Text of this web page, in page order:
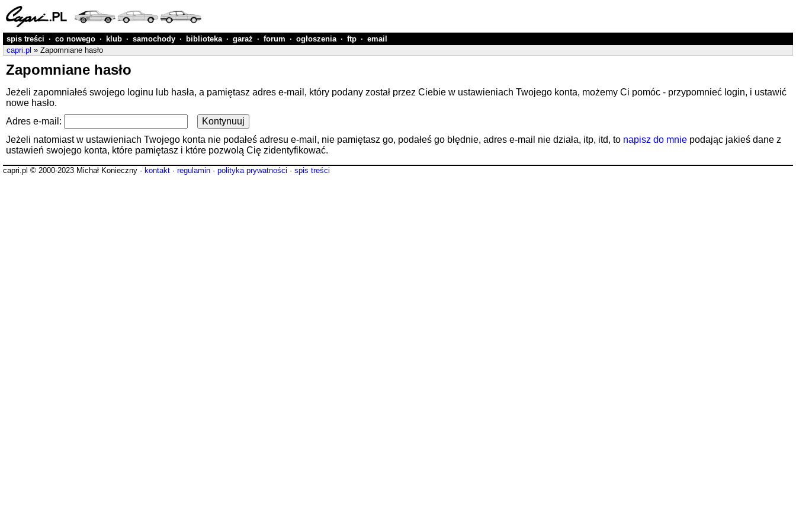
spis treści · co nowego · klub · samochody · biblioteka · garaż · forum · ogłoszenia · ftp · email
capri.pl » Zapomniane hasło
Zapomniane hasło
Jeżeli zapomniałeś swojego loginu lub hasła, a pamiętasz adres e-mail, który podany został przez Ciebie w ustawieniach Twojego konta, możemy Ci pomóc - przypomnieć login, i ustawić
nowe hasło.
Adres e-mail:
Jeżeli natomiast w ustawieniach Twojego konta nie podałeś adresu e-mail, nie pamiętasz go, podałeś go błędnie, adres e-mail nie działa, itp, itd, to napisz do mnie podając jakieś dane z
ustawień swojego konta, które pamiętasz i które pozwolą Cię zidentyfikować.
capri.pl © 2000-2023 Michał Konieczny · kontakt · regulamin · polityka prywatności · spis treści